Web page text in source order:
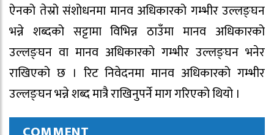
ऐनको तेस्रो संशोधनमा मानव अधिकारको गम्भीर उल्लङ्घन
भन्ने शब्दको सट्टामा विभिन्न ठाउँमा मानव अधिकारको
उल्लङ्घन वा मानव अधिकारको गम्भीर उल्लङ्घन भनेर
राखिएको छ । रिट निवेदनमा मानव अधिकारको गम्भीर
उल्लङ्घन भन्ने शब्द मात्रै राखिनुपर्ने माग गरिएको थियो ।